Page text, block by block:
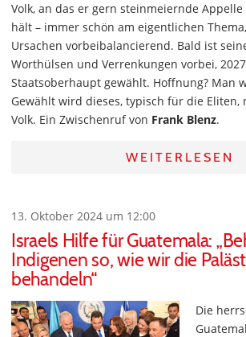
Volk, an das er gern steinmeiernde
hält – immer schön am eigentlichen
Ursachen vorbeibalancierend. Bald ist
Worthülsen und Verrenkungen vorbei,
Staatsoberhaupt gewählt. Hoffnung? Man
Gewählt wird dieses, typisch für die Eliten,
Volk. Ein Zwischenruf von Frank Blenz.
WEITERLESEN
13. Oktober 2024 um 12:00
Israels Hilfe für Guatemala:
Indigenen so, wie wir die
behandeln“
Die